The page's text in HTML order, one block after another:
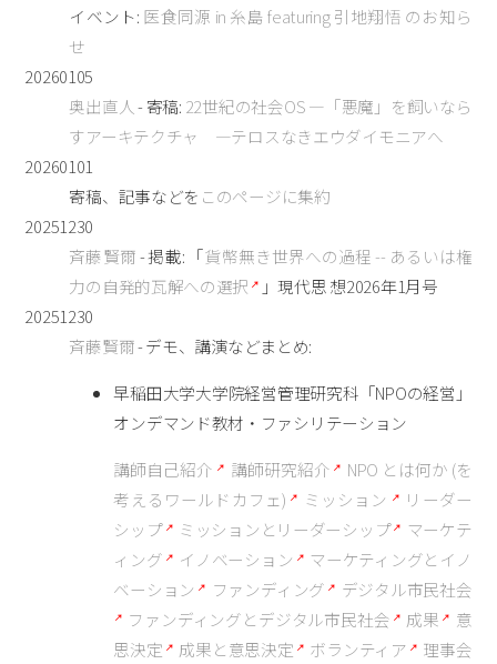
イベント: 医食同源 in 糸島 featuring 引地翔悟 のお知ら
せ
20260105
奥出直人- 寄稿: 22世紀の社会OS —「悪魔」を飼いなら
すアーキテクチャ —テロスなきエウダイモニアへ
20260101
寄稿、記事などを このページに集約
20251230
斉藤賢爾- 掲載: 「貨幣無き世界への過程 -- あるいは権
力の自発的瓦解への選択
」現代思 想2026年1月号
20251230
斉藤賢爾- デモ、講演などまとめ:
早稲田大学大学院経営管理研究科「NPOの経営」
オンデマンド教材・ファシリテーション
講師自己紹介
講師研究紹介
NPO とは何か (を
考えるワールドカフェ)
ミッション
リーダー
シップ
ミッションとリーダーシップ
マーケテ
ィング
イノベーション
マーケティングとイノ
ベーション
ファンディング
デジタル市民社会
ファンディングとデジタル市民社会
成果
意
思決定
成果と意思決定 ボランティア 理事会